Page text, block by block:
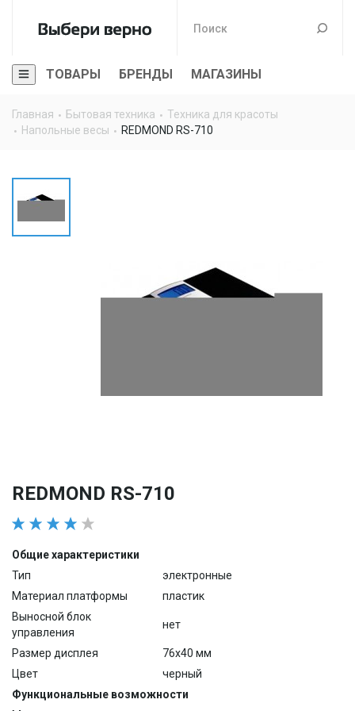
ТОВАРЫ БРЕНДЫ МАГАЗИНЫ
Главная Бытовая техника
Техника для красоты
Напольные весы
REDMOND RS-710
REDMOND RS-710
Общие характеристики
Тип
электронные
Материал платформы
пластик
Выносной блок
управления
нет
Размер дисплея
76х40 мм
Цвет
черный
Функциональные возможности